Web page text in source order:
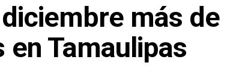
más de
en Tamaulipas